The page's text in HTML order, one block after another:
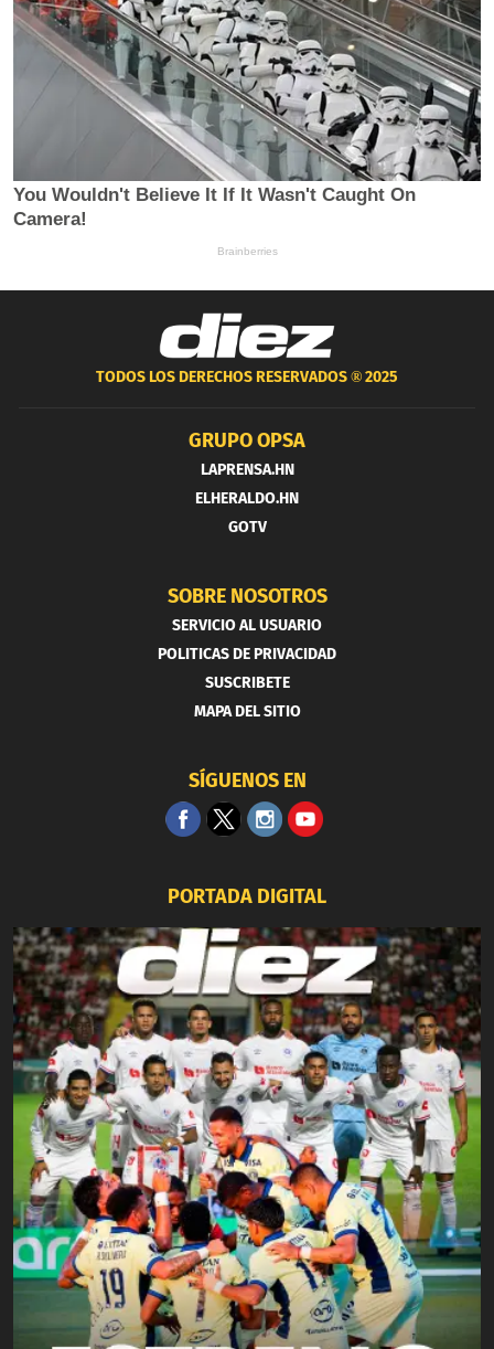
TODOS LOS DERECHOS RESERVADOS ®2025
GRUPO OPSA
LAPRENSA.HN
ELHERALDO.HN
GOTV
SOBRE NOSOTROS
SERVICIO AL USUARIO
POLITICAS DE PRIVACIDAD
SUSCRIBETE
MAPA DEL SITIO
SÍGUENOS EN
PORTADA DIGITAL